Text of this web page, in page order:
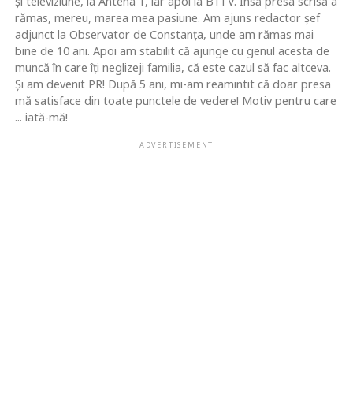
rămas, mereu, marea mea pasiune. Am ajuns redactor şef
adjunct la Observator de Constanţa, unde am rămas mai
bine de 10 ani. Apoi am stabilit că ajunge cu genul acesta de
muncă în care îţi neglizeji familia, că este cazul să fac altceva.
Şi am devenit PR! După 5 ani, mi-am reamintit că doar presa
mă satisface din toate punctele de vedere! Motiv pentru care
... iată-mă!
ADVERTISEMENT